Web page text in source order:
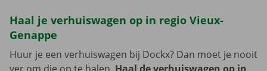
Haal je verhuiswagen op in regio Vieux-
Genappe
Huur je een verhuiswagen bij Dockx? Dan moet je nooit